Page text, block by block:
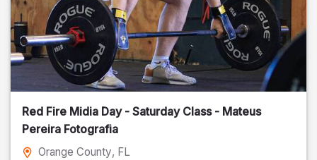
Red Fire Midia Day - Saturday Class - Mateus
Pereira Fotografia
Orange County, FL